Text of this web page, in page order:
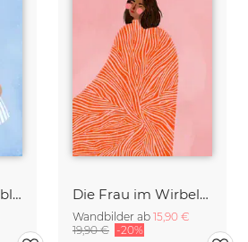
Die Frau mit den blaue Streifen Die Frau im Wirbelmuster
Wandbilder ab 15,90 €
19,90 € -20%